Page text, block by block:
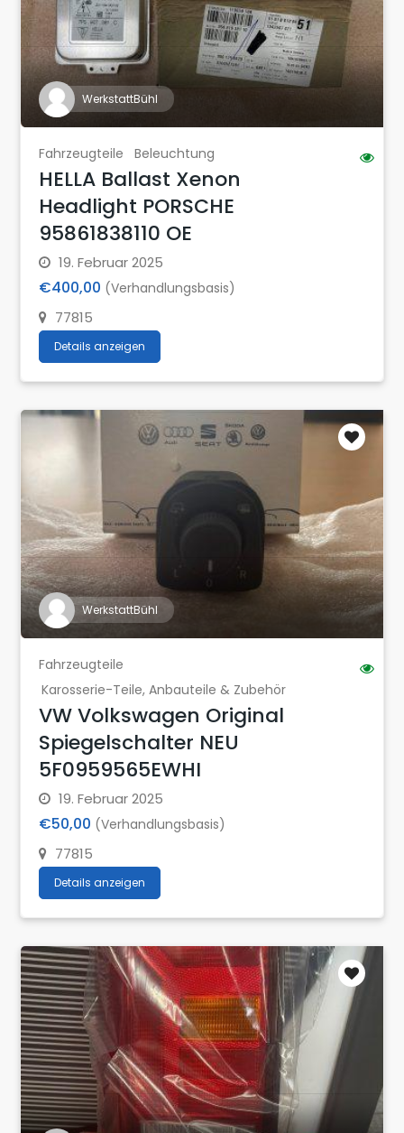
WerkstattBühl
Fahrzeugteile Beleuchtung
HELLA Ballast Xenon
Headlight PORSCHE
95861838110 OE
19. Februar 2025
€400,00 (Verhandlungsbasis)
77815
Details anzeigen
WerkstattBühl
Fahrzeugteile
Karosserie-Teile, Anbauteile & Zubehör
VW Volkswagen Original
Spiegelschalter NEU
5F0959565EWHI
19. Februar 2025
€50,00 (Verhandlungsbasis)
77815
Details anzeigen